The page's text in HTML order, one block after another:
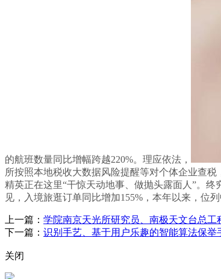
的航班数量同比增幅跨越220%。理应依法，
所按照本地税收大数据风险提醒等对个体企业查
精英正在这里“干惊天动地事、做抛头露面人”。
见，入境旅逛订单同比增加155%，本年以来，位
上一篇： 学院南京天光所研究员、南极天文台总工
下一篇： 识别手艺、基于用户乐趣的智能算法保举
关闭